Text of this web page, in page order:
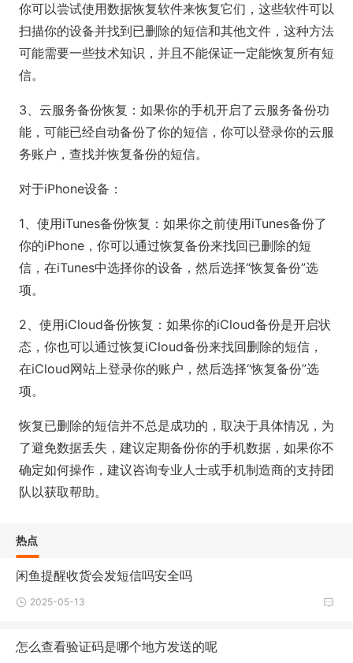
你可以尝试使用数据恢复软件来恢复它们，这些软件可以
扫描你的设备并找到已删除的短信和其他文件，这种方法
可能需要一些技术知识，并且不能保证一定能恢复所有短
信。
3、云服务备份恢复：如果你的手机开启了云服务备份功
能，可能已经自动备份了你的短信，你可以登录你的云服
务账户，查找并恢复备份的短信。
对于iPhone设备：
1、使用iTunes备份恢复：如果你之前使用iTunes备份了
你的iPhone，你可以通过恢复备份来找回已删除的短
信，在iTunes中选择你的设备，然后选择“恢复备份”选
项。
2、使用iCloud备份恢复：如果你的iCloud备份是开启状
态，你也可以通过恢复iCloud备份来找回删除的短信，
在iCloud网站上登录你的账户，然后选择“恢复备份”选
项。
恢复已删除的短信并不总是成功的，取决于具体情况，为
了避免数据丢失，建议定期备份你的手机数据，如果你不
确定如何操作，建议咨询专业人士或手机制造商的支持团
队以获取帮助。
热点
闲鱼提醒收货会发短信吗安全吗
2025-05-13
怎么查看验证码是哪个地方发送的呢